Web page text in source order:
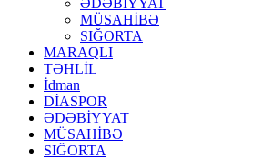
ƏDƏBİYYAT
MÜSAHİBƏ
SIĞORTA
MARAQLI
TƏHLİL
İdman
DİASPOR
ƏDƏBİYYAT
MÜSAHİBƏ
SIĞORTA